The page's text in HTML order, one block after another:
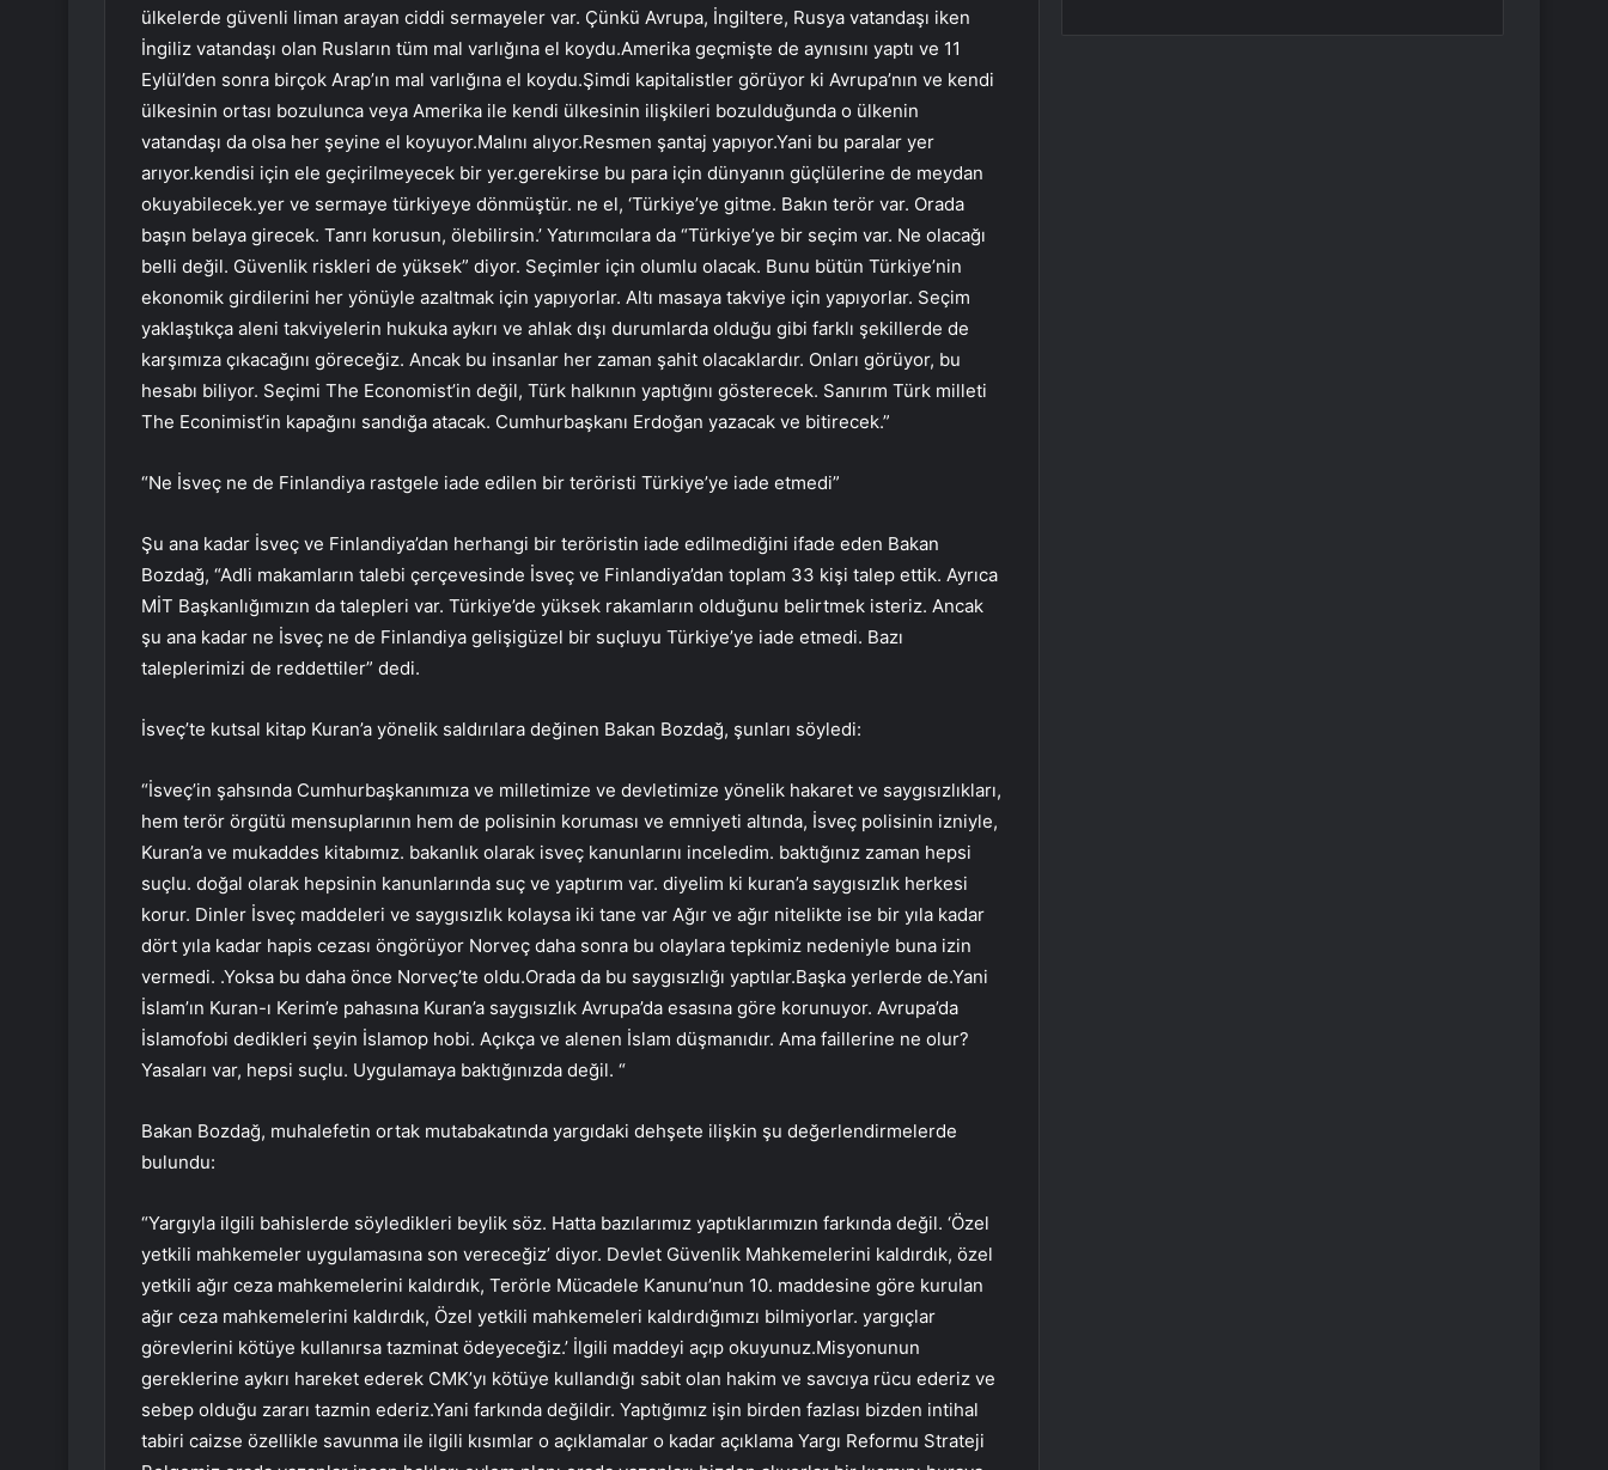
ülkelerde güvenli liman arayan ciddi sermayeler var. Çünkü Avrupa, İngiltere, Rusya vatandaşı iken
İngiliz vatandaşı olan Rusların tüm mal varlığına el koydu.Amerika geçmişte de aynısını yaptı ve 11
Eylül’den sonra birçok Arap’ın mal varlığına el koydu.Şimdi kapitalistler görüyor ki Avrupa’nın ve kendi
ülkesinin ortası bozulunca veya Amerika ile kendi ülkesinin ilişkileri bozulduğunda o ülkenin
vatandaşı da olsa her şeyine el koyuyor.Malını alıyor.Resmen şantaj yapıyor.Yani bu paralar yer
arıyor.kendisi için ele geçirilmeyecek bir yer.gerekirse bu para için dünyanın güçlülerine de meydan
okuyabilecek.yer ve sermaye türkiyeye dönmüştür. ne el, ‘Türkiye’ye gitme. Bakın terör var. Orada
başın belaya girecek. Tanrı korusun, ölebilirsin.’ Yatırımcılara da “Türkiye’ye bir seçim var. Ne olacağı
belli değil. Güvenlik riskleri de yüksek” diyor. Seçimler için olumlu olacak. Bunu bütün Türkiye’nin
ekonomik girdilerini her yönüyle azaltmak için yapıyorlar. Altı masaya takviye için yapıyorlar. Seçim
yaklaştıkça aleni takviyelerin hukuka aykırı ve ahlak dışı durumlarda olduğu gibi farklı şekillerde de
karşımıza çıkacağını göreceğiz. Ancak bu insanlar her zaman şahit olacaklardır. Onları görüyor, bu
hesabı biliyor. Seçimi The Economist’in değil, Türk halkının yaptığını gösterecek. Sanırım Türk milleti
The Econimist’in kapağını sandığa atacak. Cumhurbaşkanı Erdoğan yazacak ve bitirecek.”
“Ne İsveç ne de Finlandiya rastgele iade edilen bir teröristi Türkiye’ye iade etmedi”
Şu ana kadar İsveç ve Finlandiya’dan herhangi bir teröristin iade edilmediğini ifade eden Bakan
Bozdağ, “Adli makamların talebi çerçevesinde İsveç ve Finlandiya’dan toplam 33 kişi talep ettik. Ayrıca
MİT Başkanlığımızın da talepleri var. Türkiye’de yüksek rakamların olduğunu belirtmek isteriz. Ancak
şu ana kadar ne İsveç ne de Finlandiya gelişigüzel bir suçluyu Türkiye’ye iade etmedi. Bazı
taleplerimizi de reddettiler” dedi.
İsveç’te kutsal kitap Kuran’a yönelik saldırılara değinen Bakan Bozdağ, şunları söyledi:
“İsveç’in şahsında Cumhurbaşkanımıza ve milletimize ve devletimize yönelik hakaret ve saygısızlıkları,
hem terör örgütü mensuplarının hem de polisinin koruması ve emniyeti altında, İsveç polisinin izniyle,
Kuran’a ve mukaddes kitabımız. bakanlık olarak isveç kanunlarını inceledim. baktığınız zaman hepsi
suçlu. doğal olarak hepsinin kanunlarında suç ve yaptırım var. diyelim ki kuran’a saygısızlık herkesi
korur. Dinler İsveç maddeleri ve saygısızlık kolaysa iki tane var Ağır ve ağır nitelikte ise bir yıla kadar
dört yıla kadar hapis cezası öngörüyor Norveç daha sonra bu olaylara tepkimiz nedeniyle buna izin
vermedi. .Yoksa bu daha önce Norveç’te oldu.Orada da bu saygısızlığı yaptılar.Başka yerlerde de.Yani
İslam’ın Kuran-ı Kerim’e pahasına Kuran’a saygısızlık Avrupa’da esasına göre korunuyor. Avrupa’da
İslamofobi dedikleri şeyin İslamop hobi. Açıkça ve alenen İslam düşmanıdır. Ama faillerine ne olur?
Yasaları var, hepsi suçlu. Uygulamaya baktığınızda değil. “
Bakan Bozdağ, muhalefetin ortak mutabakatında yargıdaki dehşete ilişkin şu değerlendirmelerde
bulundu:
“Yargıyla ilgili bahislerde söyledikleri beylik söz. Hatta bazılarımız yaptıklarımızın farkında değil. ‘Özel
yetkili mahkemeler uygulamasına son vereceğiz’ diyor. Devlet Güvenlik Mahkemelerini kaldırdık, özel
yetkili ağır ceza mahkemelerini kaldırdık, Terörle Mücadele Kanunu’nun 10. maddesine göre kurulan
ağır ceza mahkemelerini kaldırdık, Özel yetkili mahkemeleri kaldırdığımızı bilmiyorlar. yargıçlar
görevlerini kötüye kullanırsa tazminat ödeyeceğiz.’ İlgili maddeyi açıp okuyunuz.Misyonunun
gereklerine aykırı hareket ederek CMK’yı kötüye kullandığı sabit olan hakim ve savcıya rücu ederiz ve
sebep olduğu zararı tazmin ederiz.Yani farkında değildir. Yaptığımız işin birden fazlası bizden intihal
tabiri caizse özellikle savunma ile ilgili kısımlar o açıklamalar o kadar açıklama Yargı Reformu Strateji